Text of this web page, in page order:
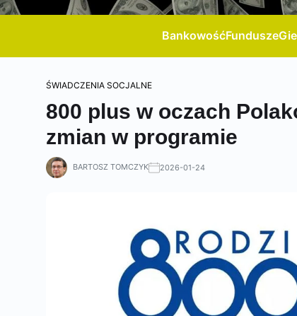
BankowośćFundusze
ŚWIADCZENIA SOCJALNE
800 plus w oczach
zmian w programie
BARTOSZ TOMCZYK 2026-01-24